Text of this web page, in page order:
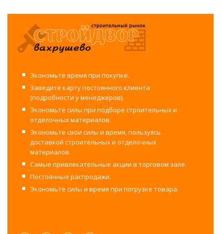
Экономьте время при покупке.
Заведите карту постоянного клиента
(подробности у менеджеров).
Экономьте силы при подборе строительных и
отделочных материалов.
Экономьте свои силы и время, пользуясь
доставкой строительных и отделочных
материалов.
Самые привлекательные акции в торговом зале.
Постоянные распродажи.
Экономьте силы и время при погрузке товара.